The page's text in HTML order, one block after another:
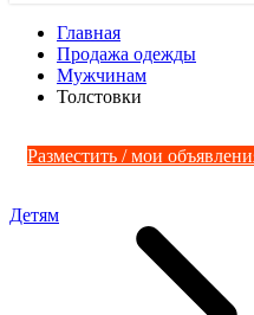
Главная
Продажа одежды
Мужчинам
Толстовки
Разместить / мои
Детям